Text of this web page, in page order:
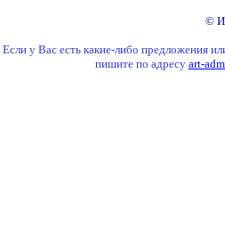
©
Если у Вас есть какие-либо предложения
пишите по адресу art-